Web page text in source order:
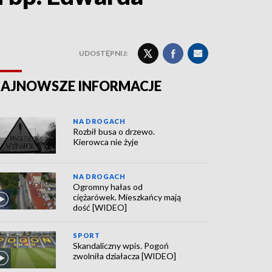
UDOSTĘPNIJ:
INFORMACJE
NA DROGACH
Rozbił busa o drzewo.
Kierowca nie żyje
NA DROGACH
Ogromny hałas od
ciężarówek. Mieszkańcy mają
dość [WIDEO]
SPORT
Skandaliczny wpis. Pogoń
zwolniła działacza [WIDEO]